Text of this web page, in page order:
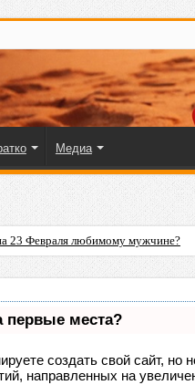
Медиа
23 Февраля любимому мужчине?
первые места?
создать свой сайт, но
направленных на